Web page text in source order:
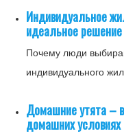
Индивидуальное
идеальное решение
Почему люди
индивидуального
Домашние утята –
домашних условиях